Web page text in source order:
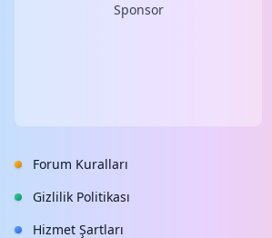
Sponsor
Forum Kuralları
Gizlilik Politikası
Hizmet Şartları